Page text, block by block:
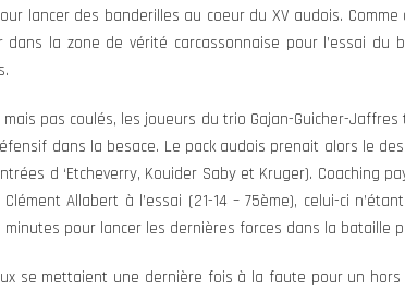
lancer des banderilles au coeur du XV audois.
dans la zone de vérité carcassonnaise pour l’essai
mais pas coulés, les joueurs du trio Gajan-Guicher-
dans la besace. Le pack audois prenait alors le
d ‘Etcheverry, Kouider Saby et Kruger). Coaching
Allabert à l’essai (21-14 – 75ème), celui-ci
minutes pour lancer les dernières forces dans la
se mettaient une dernière fois à la faute pour un